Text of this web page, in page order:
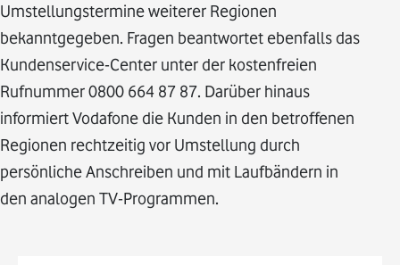
Umstellungstermine weiterer Regionen
bekanntgegeben. Fragen beantwortet ebenfalls das
Kundenservice-Center unter der kostenfreien
Rufnummer 0800 664 87 87. Darüber hinaus
informiert Vodafone die Kunden in den betroffenen
Regionen rechtzeitig vor Umstellung durch
persönliche Anschreiben und mit Laufbändern in
den analogen TV-Programmen.